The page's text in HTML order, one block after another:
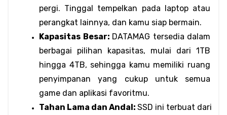
pergi. Tinggal tempelkan pada laptop atau
perangkat lainnya, dan kamu siap bermain.
Kapasitas Besar: DATAMAG tersedia dalam
berbagai pilihan kapasitas, mulai dari 1TB
hingga 4TB, sehingga kamu memiliki ruang
penyimpanan yang cukup untuk semua
game dan aplikasi favoritmu.
Tahan Lama dan Andal: SSD ini terbuat dari